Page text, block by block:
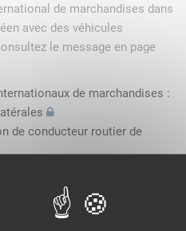
de marchandises dans
avec des véhicules
le message en page
de marchandises :
de conducteur routier de
de capacité professionnelle